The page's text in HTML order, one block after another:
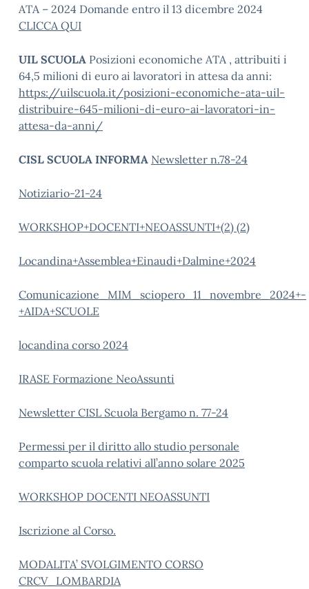
ATA – 2024 Domande entro il 13 dicembre 2024
CLICCA QUI
UIL SCUOLA Posizioni economiche ATA , attribuiti i
64,5 milioni di euro ai lavoratori in attesa da anni:
https://uilscuola.it/posizioni-economiche-ata-uil-
distribuire-645-milioni-di-euro-ai-lavoratori-in-
attesa-da-anni/
CISL SCUOLA INFORMA Newsletter n.78-24
Notiziario-21-24
WORKSHOP+DOCENTI+NEOASSUNTI+(2) (2)
Locandina+Assemblea+Einaudi+Dalmine+2024
Comunicazione_MIM_sciopero_11_novembre_2024+-
+AIDA+SCUOLE
locandina corso 2024
IRASE Formazione NeoAssunti
Newsletter CISL Scuola Bergamo n. 77-24
Permessi per il diritto allo studio personale
comparto scuola relativi all’anno solare 2025
WORKSHOP DOCENTI NEOASSUNTI
Iscrizione al Corso.
MODALITA’ SVOLGIMENTO CORSO
CRCV_LOMBARDIA